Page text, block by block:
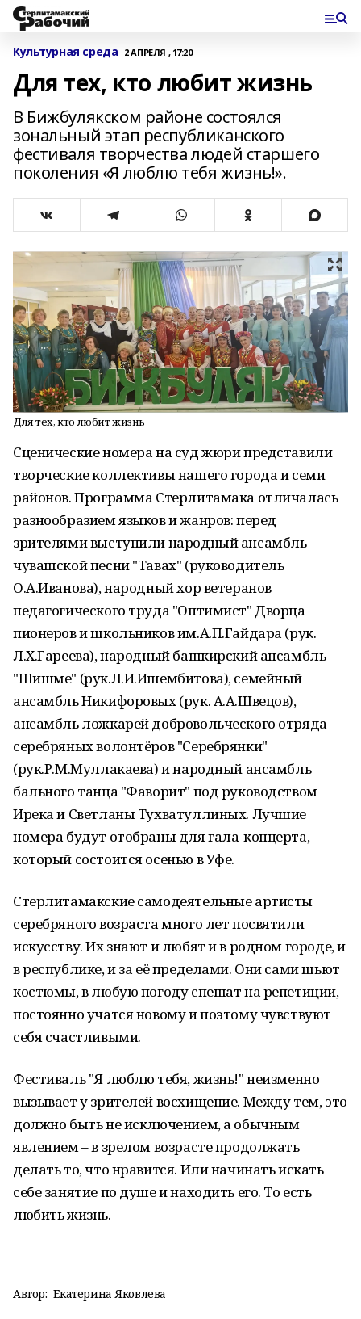
Культурная среда 2 АПРЕЛЯ , 17:20
Для тех, кто любит жизнь
В Бижбулякском районе состоялся
зональный этап республиканского
фестиваля творчества людей старшего
поколения «Я люблю тебя жизнь!».
Для тех, кто любит жизнь
Сценические номера на суд жюри представили
творческие коллективы нашего города и семи
районов. Программа Стерлитамака отличалась
разнообразием языков и жанров: перед
зрителями выступили народный ансамбль
чувашской песни "Тавах" (руководитель
О.А.Иванова), народный хор ветеранов
педагогического труда "Оптимист" Дворца
пионеров и школьников им.А.П.Гайдара (рук.
Л.Х.Гареева), народный башкирский ансамбль
"Шишме" (рук.Л.И.Ишембитова), семейный
ансамбль Никифоровых (рук. А.А.Швецов),
ансамбль ложкарей добровольческого отряда
серебряных волонтёров "Серебрянки"
(рук.Р.М.Муллакаева) и народный ансамбль
бального танца "Фаворит" под руководством
Ирека и Светланы Тухватуллиных. Лучшие
номера будут отобраны для гала-концерта,
который состоится осенью в Уфе.
Стерлитамакские самодеятельные артисты
серебряного возраста много лет посвятили
искусству. Их знают и любят и в родном городе, и
в республике, и за её пределами. Они сами шьют
костюмы, в любую погоду спешат на репетиции,
постоянно учатся новому и поэтому чувствуют
себя счастливыми.
Фестиваль "Я люблю тебя, жизнь!" неизменно
вызывает у зрителей восхищение. Между тем, это
должно быть не исключением, а обычным
явлением – в зрелом возрасте продолжать
делать то, что нравится. Или начинать искать
себе занятие по душе и находить его. То есть
любить жизнь.
Автор: Екатерина Яковлева